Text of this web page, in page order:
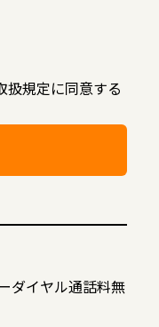
扱規定に同意する
ダイヤル通話料無